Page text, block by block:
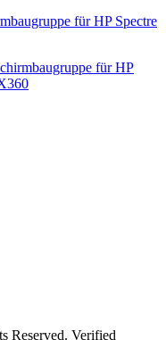
für HP
Reserved. Verified